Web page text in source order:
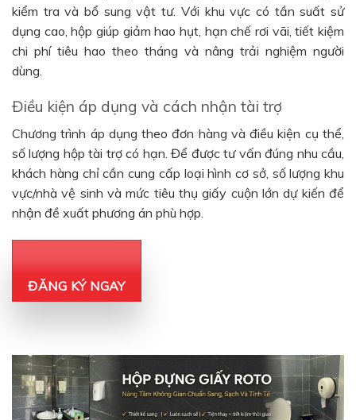
kiểm tra và bổ sung vật tư. Với khu vực có tần suất sử
dụng cao, hộp giúp giảm hao hụt, hạn chế rơi vãi, tiết kiệm
chi phí tiêu hao theo tháng và nâng trải nghiệm người
dùng.
Điều kiện áp dụng và cách nhận tài trợ
Chương trình áp dụng theo đơn hàng và điều kiện cụ thể,
số lượng hộp tài trợ có hạn. Để được tư vấn đúng nhu cầu,
khách hàng chỉ cần cung cấp loại hình cơ sở, số lượng khu
vực/nhà vệ sinh và mức tiêu thụ giấy cuộn lớn dự kiến để
nhận đề xuất phương án phù hợp.
ĐĂNG KÝ NGAY